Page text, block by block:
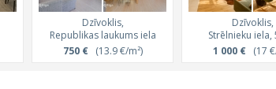
Dzīvoklis,
Republikas laukums iela
750 €(13.9 €/m²)
Dzīvoklis,
Strēlnieku iela,
1 000 €(17 €/